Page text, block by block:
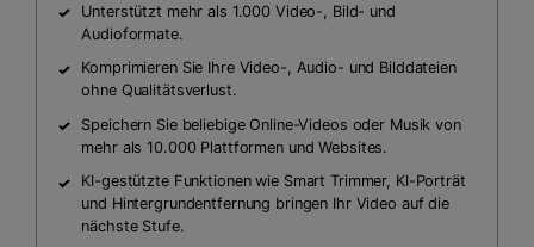
Unterstützt mehr als 1.000 Video-, Bild- und
Audioformate.
Komprimieren Sie Ihre Video-, Audio- und Bilddateien
ohne Qualitätsverlust.
Speichern Sie beliebige Online-Videos oder Musik von
mehr als 10.000 Plattformen und Websites.
KI-gestützte Funktionen wie Smart Trimmer, KI-Porträt
und Hintergrundentfernung bringen Ihr Video auf die
nächste Stufe.